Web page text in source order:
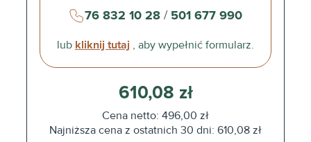
76 832 10 28/ 501 677 990
lub kliknij tutaj , aby wypełnić formularz.
610,08 zł
Cena netto: 496,00 zł
Najniższa cena z ostatnich 30 dni: 610,08 zł